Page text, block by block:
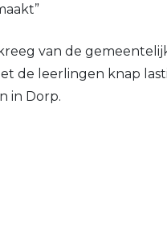
van de
de leerlingen knap
in Dorp.